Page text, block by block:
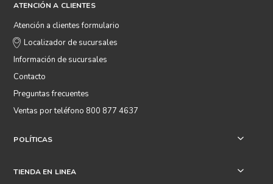
ATENCIÓN A CLIENTES
Atención a clientes formulario
Localizador de sucursales
Información de sucursales
Contacto
Preguntas frecuentes
Ventas por teléfono 800 877 4637
POLÍTICAS +
TIENDA EN LINEA +